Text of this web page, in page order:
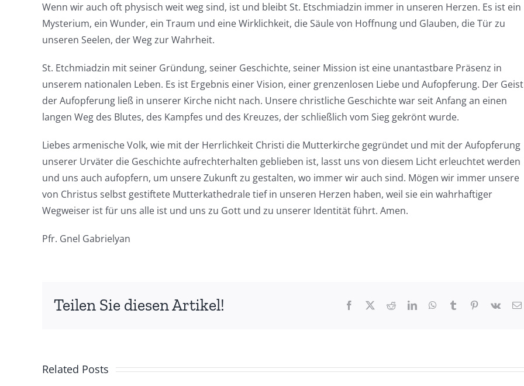
Wenn wir auch oft physisch weit weg sind, ist und bleibt St. Etschmiadzin immer in unseren Herzen. Es ist ein
Mysterium, ein Wunder, ein Traum und eine Wirklichkeit, die Säule von Hoffnung und Glauben, die Tür zu
unseren Seelen, der Weg zur Wahrheit.
St. Etchmiadzin mit seiner Gründung, seiner Geschichte, seiner Mission ist eine unantastbare Präsenz in
unserem nationalen Leben. Es ist Ergebnis einer Vision, einer grenzenlosen Liebe und Aufopferung. Der Geist
der Aufopferung ließ in unserer Kirche nicht nach. Unsere christliche Geschichte war seit Anfang an einen
langen Weg des Blutes, des Kampfes und des Kreuzes, der schließlich vom Sieg gekrönt wurde.
Liebes armenische Volk, wie mit der Herrlichkeit Christi die Mutterkirche gegründet und mit der Aufopferung
unserer Urväter die Geschichte aufrechterhalten geblieben ist, lasst uns von diesem Licht erleuchtet werden
und uns auch aufopfern, um unsere Zukunft zu gestalten, wo immer wir auch sind. Mögen wir immer unsere
von Christus selbst gestiftete Mutterkathedrale tief in unseren Herzen haben, weil sie ein wahrhaftiger
Wegweiser ist für uns alle ist und uns zu Gott und zu unserer Identität führt. Amen.
Pfr. Gnel Gabrielyan
Teilen Sie diesen Artikel! Facebook RedditLinkedInWhatsApp
Tumblr Pinterest
Vk
Related Posts